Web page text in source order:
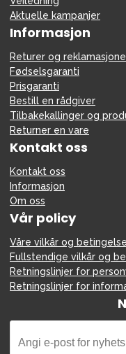
Aktuelle kampanjer
Informasjon
Returer og
Fødselsgaranti
Prisgaranti
Bestill en rådgiver
Tilbakekallinger og
Returner en vare
Kontakt oss
Kontakt oss
Informasjon
Om oss
Vår policy
Våre vilkår og
Fullstendige vilkår og
Retningslinjer for
Retningslinjer for